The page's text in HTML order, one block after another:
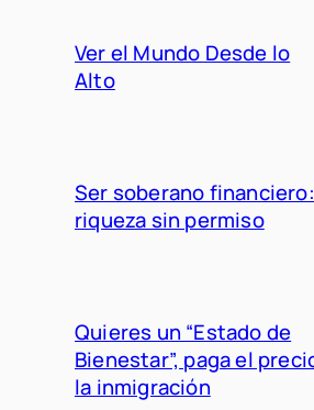
Ver el Mundo Desde lo
Alto
Ser soberano financiero:
riqueza sin permiso
Quieres un “Estado de
Bienestar”, paga el
la inmigración